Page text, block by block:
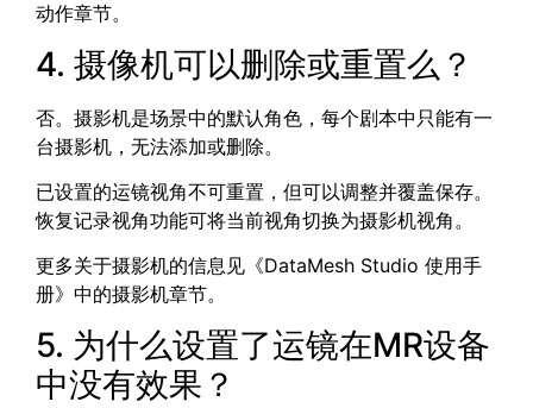
动作章节。
4. 摄像机可以删除或重置么？
否。摄影机是场景中的默认角色，每个剧本中只能有一
台摄影机，无法添加或删除。
已设置的运镜视角不可重置，但可以调整并覆盖保存。
恢复记录视角功能可将当前视角切换为摄影机视角。
更多关于摄影机的信息见《DataMesh Studio 使用手
册》中的摄影机章节。
5. 为什么设置了运镜在MR设备
中没有效果？